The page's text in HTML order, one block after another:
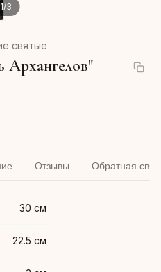
1/3
святые
Архангелов"
Отзывы Обратная
30 см
22.5 см